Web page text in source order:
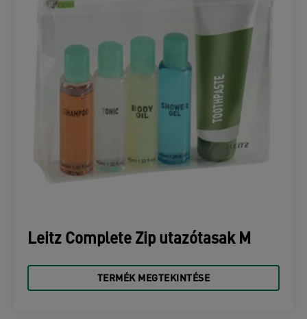
Leitz Complete Zip utazótasak M
TERMÉK MEGTEKINTÉSE